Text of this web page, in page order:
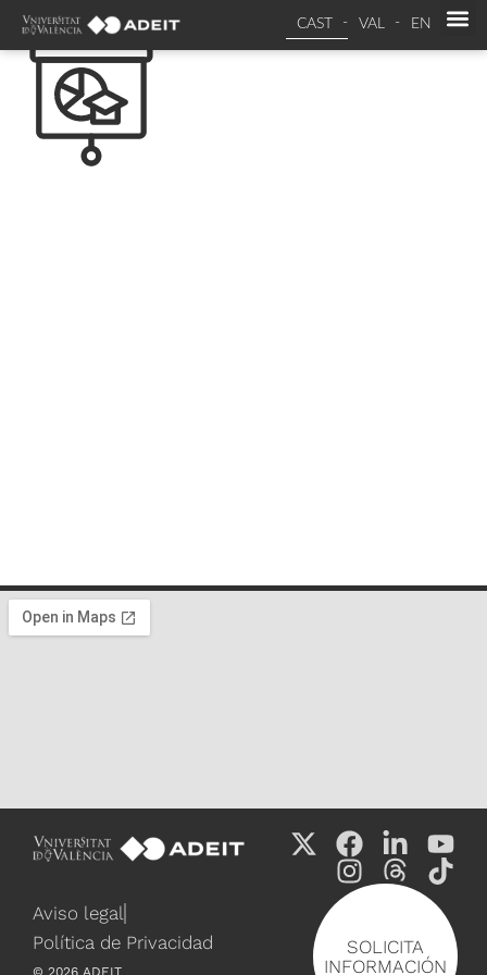
CAST VAL EN
SOLICITA
INFORMACIÓN
Aviso legal
Política de Privacidad
© 2026 ADEIT